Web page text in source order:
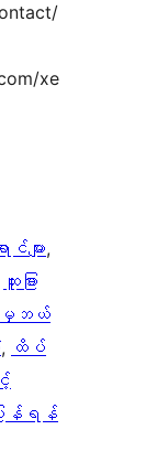
xe
များ
ထူးခြား
မှဘယ်
, ထိပ်
ြန်ရန်